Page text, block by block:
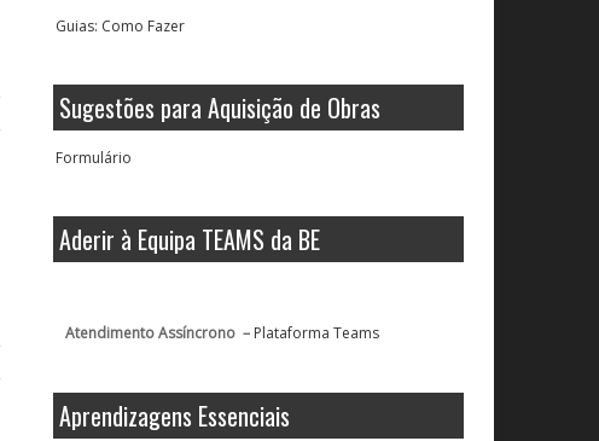
Guias: Como Fazer
Sugestões para Aquisição de Obras
Formulário
Aderir à Equipa TEAMS da BE
Atendimento Assíncrono – Plataforma Teams
Aprendizagens Essenciais